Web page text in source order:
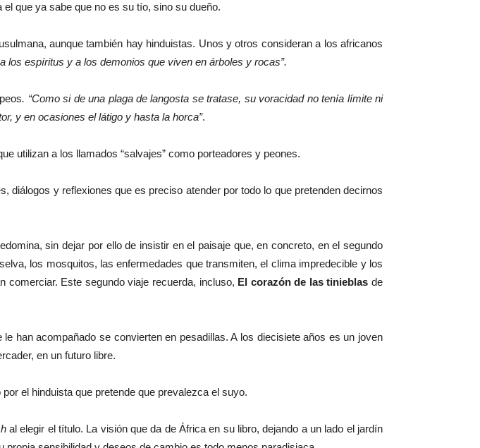
que ya sabe que no es su tío, sino su dueño.
aunque también hay hinduistas. Unos y otros consideran a los africanos
los espíritus y a los demonios que viven en árboles y rocas”.
. “Como si de una plaga de langosta se tratase, su voracidad no tenía límite ni
y en ocasiones el látigo y hasta la horca”.
utilizan a los llamados “salvajes” como porteadores y peones.
y reflexiones que es preciso atender por todo lo que pretenden decirnos
sin dejar por ello de insistir en el paisaje que, en concreto, en el segundo
los mosquitos, las enfermedades que transmiten, el clima impredecible y los
comerciar. Este segundo viaje recuerda, incluso, El corazón de las tinieblasde
han acompañado se convierten en pesadillas. A los diecisiete años es un joven
en un futuro libre.
el hinduista que pretende que prevalezca el suyo.
al elegir el título. La visión que da de África en su libro, dejando a un lado el jardín